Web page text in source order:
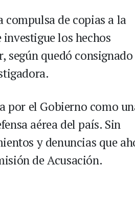
compulsa de copias a la
los hechos
según quedó consignado
por el Gobierno como
aérea del país. Sin
y denuncias que
de Acusación.